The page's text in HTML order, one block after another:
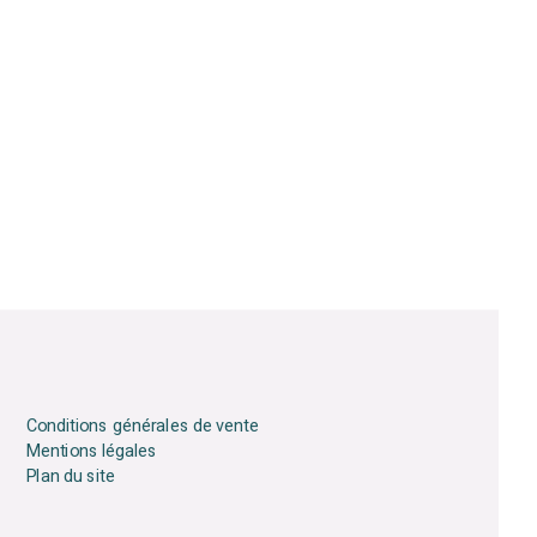
Conditions générales de vente
Mentions légales
Plan du site